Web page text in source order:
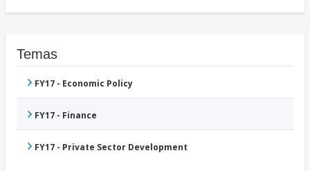
Temas
FY17 - Economic Policy
FY17 - Finance
FY17 - Private Sector Development